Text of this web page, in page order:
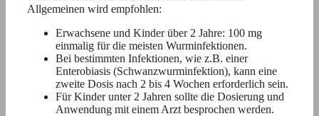
Allgemeinen wird empfohlen:
Erwachsene und Kinder über 2 Jahre: 100 mg
einmalig für die meisten Wurminfektionen.
Bei bestimmten Infektionen, wie z.B. einer
Enterobiasis (Schwanzwurminfektion), kann eine
zweite Dosis nach 2 bis 4 Wochen erforderlich sein.
Für Kinder unter 2 Jahren sollte die Dosierung und
Anwendung mit einem Arzt besprochen werden.